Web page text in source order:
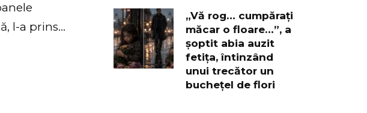
l-a prins…
„Vă rog… cumpărați
măcar o floare…”, a
șoptit abia auzit
fetița, întinzând
unui trecător un
buchețel de flori